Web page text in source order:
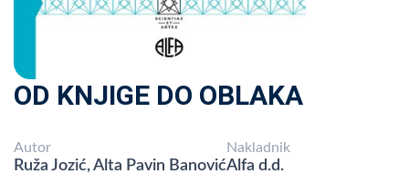
OD KNJIGE DO OBLAKA
Autor
Ruža Jozić, Alta Pavin Banović
Nakladnik
Alfa d.d.